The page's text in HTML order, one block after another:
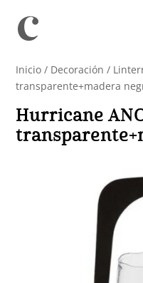
Inicio / Decoración /
transparente+madera
Hurricane